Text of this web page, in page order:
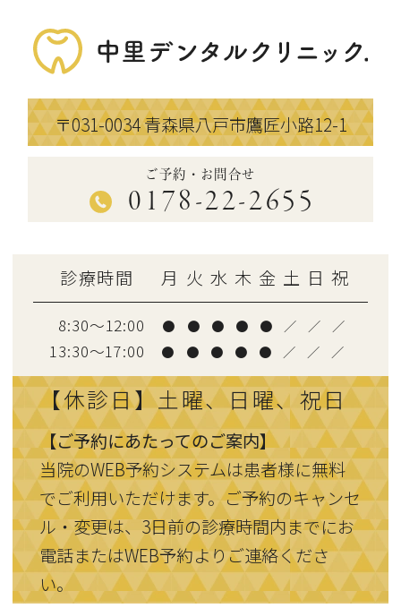
〒031-0034青森県八戸市鷹匠小路12-1
ご予約・お問合せ
0178-22-2655
診療時間 月 火 水 木 金 土 日 祝
8:30～12:00 ● ● ● ● ● ／ ／ ／
13:30〜17:00 ● ● ● ● ● ／ ／ ／
【休診日】土曜、日曜、祝日
【ご予約にあたってのご案内】
当院のWEB予約システムは患者様に無料
でご利用いただけます。ご予約のキャンセ
ル・変更は、3日前の診療時間内までにお
電話またはWEB予約よりご連絡くださ
い。